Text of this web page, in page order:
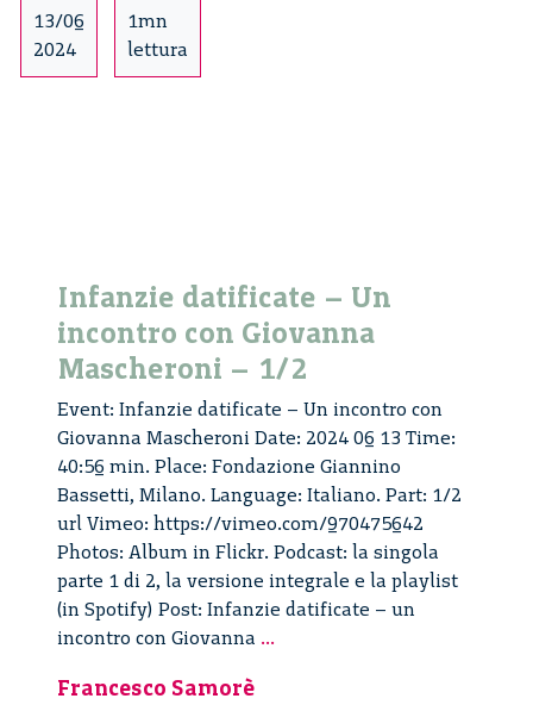
13/06
2024
1mn
lettura
Infanzie datificate – Un
incontro con Giovanna
Mascheroni – 1/2
Event: Infanzie datificate – Un incontro con
Giovanna Mascheroni Date: 2024 06 13 Time:
40:56 min. Place: Fondazione Giannino
Bassetti, Milano. Language: Italiano. Part: 1/2
url Vimeo: https://vimeo.com/970475642
Photos: Album in Flickr. Podcast: la singola
parte 1 di 2, la versione integrale e la playlist
(in Spotify) Post: Infanzie datificate – un
incontro con Giovanna ...
Francesco Samorè